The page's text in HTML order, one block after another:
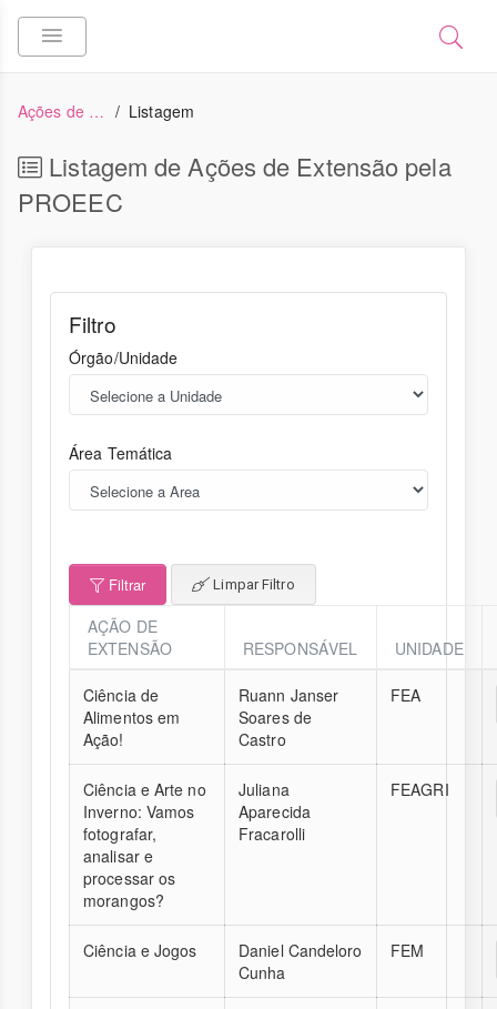
Ações de Extensão Listagem
Listagem de Ações de Extensão pela
PROEEC
Filtro
Órgão/Unidade
Área Temática
Filtrar Limpar Filtro
AÇÃO DE
EXTENSÃO
RESPONSÁVEL UNIDADE
Ciência de
Alimentos em
Ação!
Ruann Janser
Soares de
Castro
FEA
Ciência e Arte no
Inverno: Vamos
fotografar,
analisar e
processar os
morangos?
Juliana
Aparecida
Fracarolli
FEAGRI
Ciência e Jogos
Daniel Candeloro
Cunha
FEM